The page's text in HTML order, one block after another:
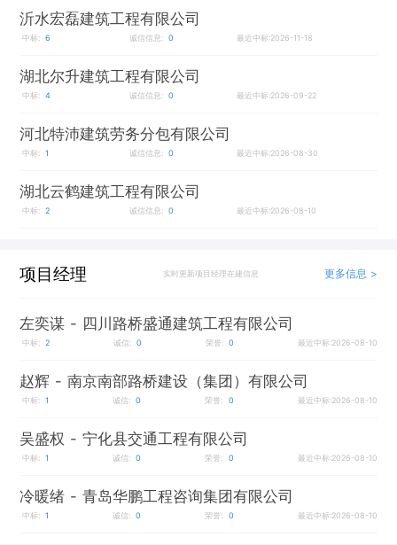
沂水宏磊建筑工程有限公司
中标: 6 诚信信息: 0 最近中标:2026-11-18
湖北尔升建筑工程有限公司
中标: 4 诚信信息: 0 最近中标:2026-09-22
河北特沛建筑劳务分包有限公司
中标: 1 诚信信息: 0 最近中标:2026-08-30
湖北云鹤建筑工程有限公司
中标: 2 诚信信息: 0 最近中标:2026-08-10
项目经理 实时更新项目经理在建信息 更多信息 >
左奕谋 - 四川路桥盛通建筑工程有限公司
中标: 2 诚信: 0 荣誉: 0 最近中标:2026-08-10
赵辉 - 南京南部路桥建设（集团）有限公司
中标: 1 诚信: 0 荣誉: 0 最近中标:2026-08-10
吴盛权 - 宁化县交通工程有限公司
中标: 1 诚信: 0 荣誉: 0 最近中标:2026-08-10
冷暖绪 - 青岛华鹏工程咨询集团有限公司
中标: 1 诚信: 0 荣誉: 0 最近中标:2026-08-10